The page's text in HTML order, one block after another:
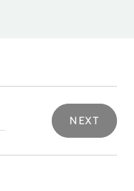
NEXT